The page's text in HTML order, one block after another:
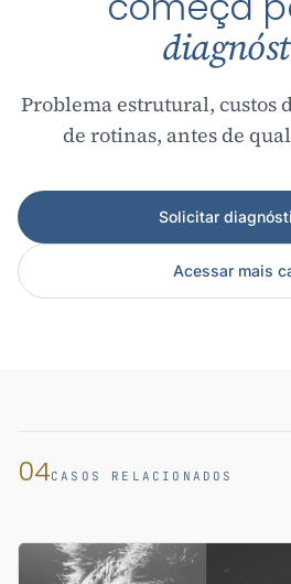
Problema estrutural, custos
de rotinas, antes de
Solicitar
Acessar mais
04CASOS RELACIONADOS